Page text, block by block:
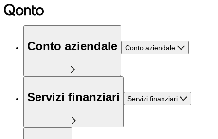
Conto aziendale Conto aziendale
Servizi finanziari Servizi finanziari